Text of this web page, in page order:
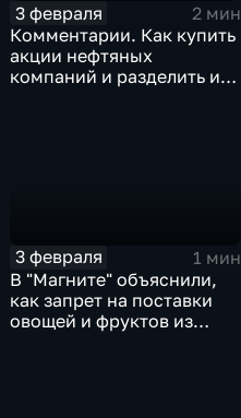
3 февраля
2 мин
Комментарии. Как купить
акции нефтяных
компаний и разделить их
3 февраля
1 мин
В "Магните" объяснили,
как запрет на поставки
овощей и фруктов из